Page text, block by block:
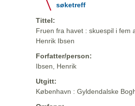
søketreff
Tittel:
Fruen fra havet : skuespil i fem
Henrik Ibsen
Forfatter/person:
Ibsen, Henrik
Utgitt:
København : Gyldendalske